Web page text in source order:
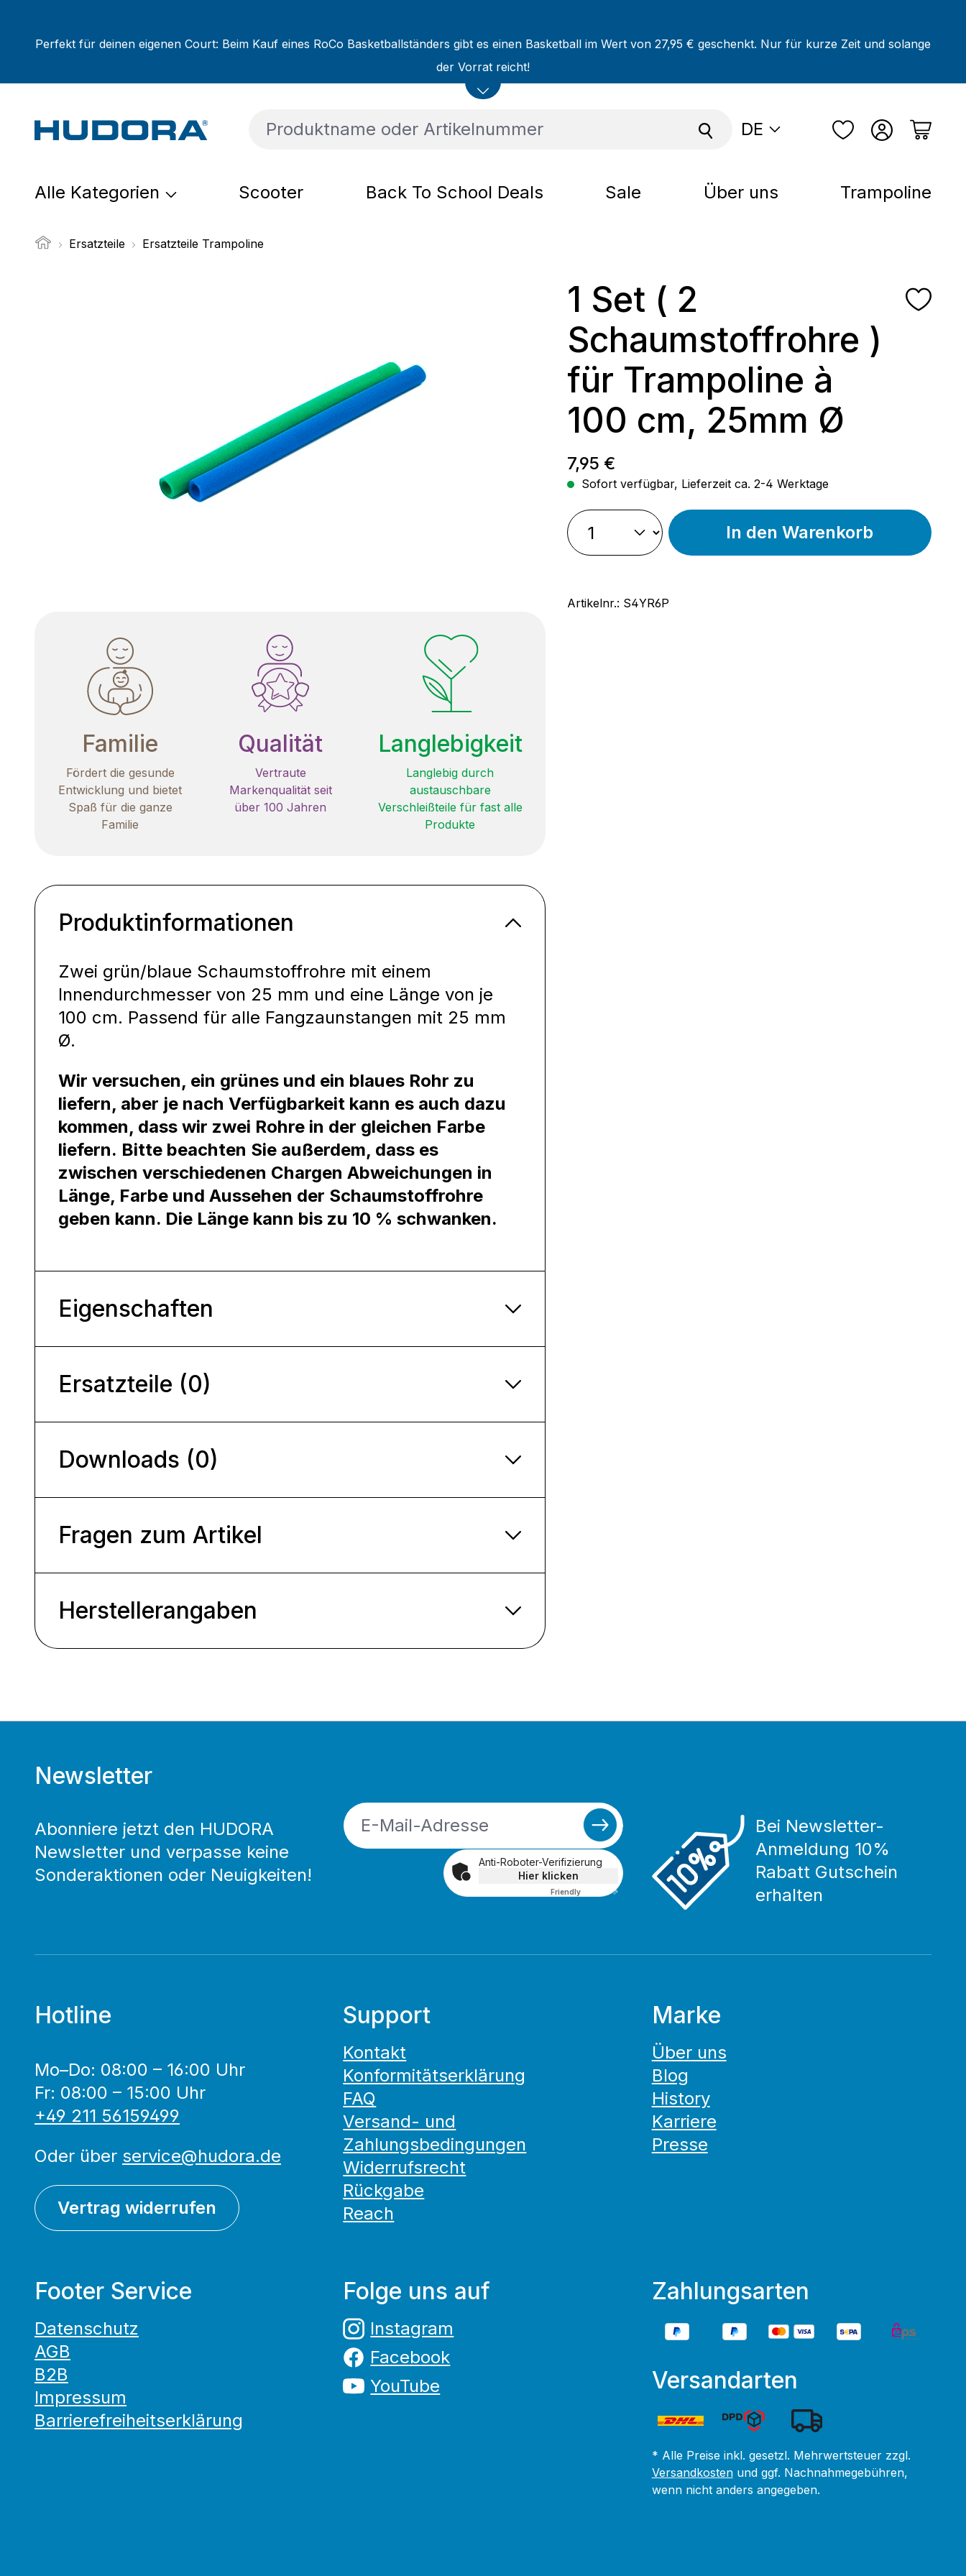
Perfekt für deinen eigenen Court: Beim Kauf eines RoCo Basketballständers gibt es einen Basketball im Wert von 27,95 € geschenkt. Nur für kurze Zeit und solange
der Vorrat reicht!
DE
Alle Kategorien Scooter Back To School Deals Sale Über uns Trampoline
Ersatzteile Ersatzteile Trampoline
Familie
Fördert die gesunde
Entwicklung und bietet
Spaß für die ganze
Familie
Qualität
Vertraute
Markenqualität seit
über 100 Jahren
Langlebigkeit
Langlebig durch
austauschbare
Verschleißteile für fast alle
Produkte
1 Set ( 2
Schaumstoffrohre )
für Trampoline à
100 cm, 25mm Ø
Regulärer Preis:
7,95 €
Sofort verfügbar, Lieferzeit ca. 2-4 Werktage
In den Warenkorb
Artikelnr.: S4YR6P
Produktinformationen
Zwei grün/blaue Schaumstoffrohre mit einem
Innendurchmesser von 25 mm und eine Länge von je
100 cm. Passend für alle Fangzaunstangen mit 25 mm
Ø.
Wir versuchen, ein grünes und ein blaues Rohr zu
liefern, aber je nach Verfügbarkeit kann es auch dazu
kommen, dass wir zwei Rohre in der gleichen Farbe
liefern. Bitte beachten Sie außerdem, dass es
zwischen verschiedenen Chargen Abweichungen in
Länge, Farbe und Aussehen der Schaumstoffrohre
geben kann. Die Länge kann bis zu 10 % schwanken.
Eigenschaften
Ersatzteile (0)
Downloads (0)
Fragen zum Artikel
Herstellerangaben
Newsletter
Abonniere jetzt den HUDORA
Newsletter und verpasse keine
Sonderaktionen oder Neuigkeiten!
Anti-Roboter-Verifizierung
Hier klicken
FriendlyCaptcha ⇗
Bei Newsletter-
Anmeldung 10%
Rabatt Gutschein
erhalten
Hotline
Mo–Do: 08:00 – 16:00 Uhr
Fr: 08:00 – 15:00 Uhr
+49 211 56159499
Oder über service@hudora.de
Vertrag widerrufen
Support
Kontakt
Konformitätserklärung
FAQ
Versand- und
Zahlungsbedingungen
Widerrufsrecht
Rückgabe
Reach
Marke
Über uns
Blog
History
Karriere
Presse
Footer Service
Datenschutz
AGB
B2B
Impressum
Barrierefreiheitserklärung
Folge uns auf
Instagram
Facebook
YouTube
Zahlungsarten
Versandarten
* Alle Preise inkl. gesetzl. Mehrwertsteuer zzgl.
Versandkostenund ggf. Nachnahmegebühren,
wenn nicht anders angegeben.